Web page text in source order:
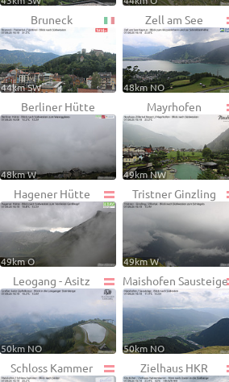
Bruneck
44km SW
Zell am See
48km NO
Berliner Hütte
48km W
Mayrhofen
49km NW
Hagener Hütte
49km O
Tristner Ginzling
49km W
Leogang - Asitz
50km NO
Maishofen Sausteige
50km NO
Schloss Kammer Zielhaus HKR